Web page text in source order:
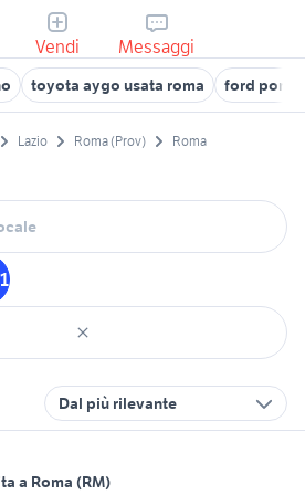
Vendi Messaggi
toyota aygo usata roma ford
Lazio Roma (Prov) Roma
Dal più rilevante
a Roma (RM)